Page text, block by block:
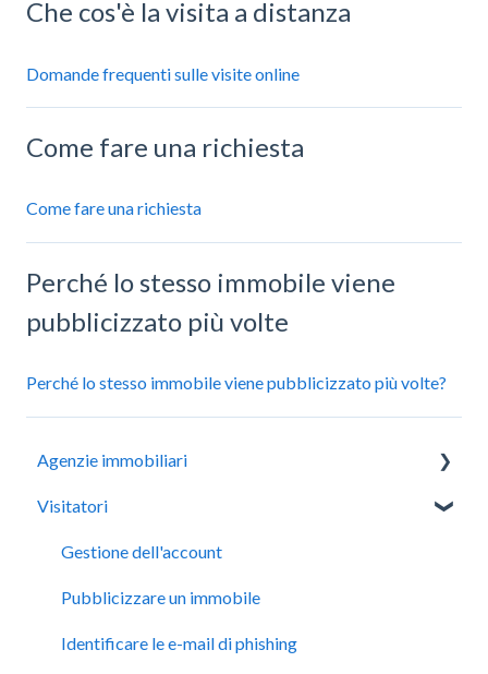
Che cos'è la visita a distanza
Domande frequenti sulle visite online
Come fare una richiesta
Come fare una richiesta
Perché lo stesso immobile viene
pubblicizzato più volte
Perché lo stesso immobile viene pubblicizzato più volte?
Agenzie immobiliari
Sistema Kyero
Gestire le sue proprietà
Alimentazione XML di Kyero
Gestire il suo profilo
Visitatori
Gestione dell'account
Pubblicizzare un immobile
Identificare le e-mail di phishing